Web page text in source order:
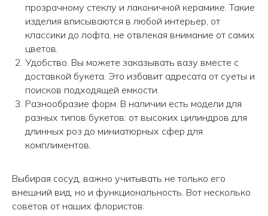
прозрачному стеклу и лаконичной керамике. Такие
изделия вписываются в любой интерьер, от
классики до лофта, не отвлекая внимание от самих
цветов.
Удобство. Вы можете заказывать вазу вместе с
доставкой букета. Это избавит адресата от суеты и
поисков подходящей емкости.
Разнообразие форм. В наличии есть модели для
разных типов букетов: от высоких цилиндров для
длинных роз до миниатюрных сфер для
комплиментов.
Выбирая сосуд, важно учитывать не только его
внешний вид, но и функциональность. Вот несколько
советов от наших флористов: